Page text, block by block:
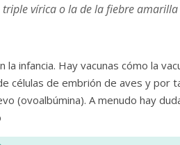
triple vírica o la de la fiebre amarilla
infancia. Hay vacunas cómo la
células de embrión de aves y por
(ovoalbúmina). A menudo hay